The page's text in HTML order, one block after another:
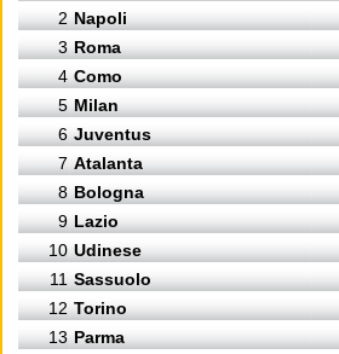
2 Napoli
3 Roma
4 Como
5 Milan
6 Juventus
7 Atalanta
8 Bologna
9 Lazio
10 Udinese
11 Sassuolo
12 Torino
13 Parma